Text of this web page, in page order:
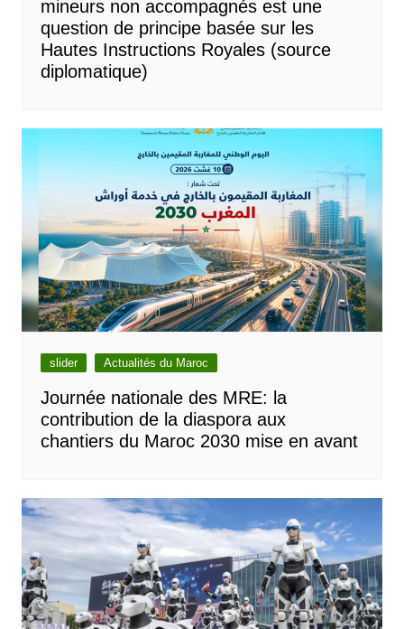
mineurs non accompagnés est une
question de principe basée sur les
Hautes Instructions Royales (source
diplomatique)
slider Actualités du Maroc
Journée nationale des MRE: la
contribution de la diaspora aux
chantiers du Maroc 2030 mise en avant